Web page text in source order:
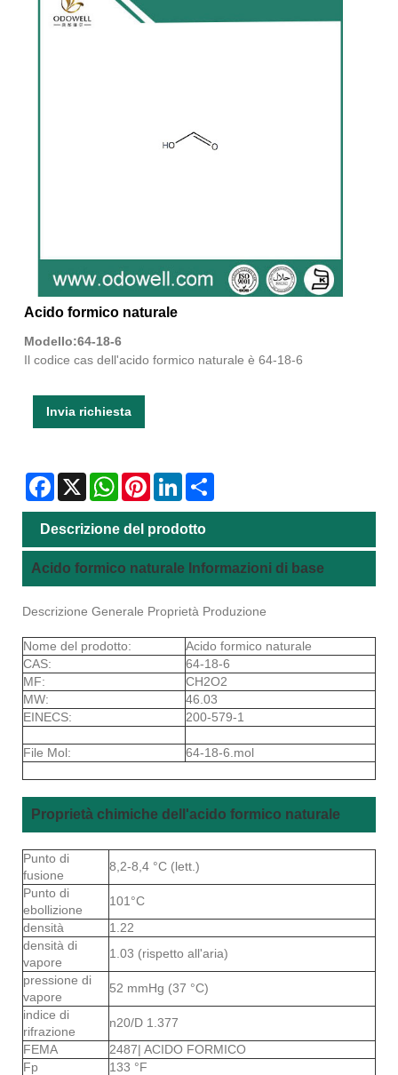
Acido formico naturale
Modello:64-18-6
Il codice cas dell'acido formico naturale è 64-18-6
Invia richiesta
Facebook
X WhatsAppPinterestLinkedIn
Descrizione del prodotto
Acido formico naturale Informazioni di base
Descrizione Generale Proprietà Produzione
Nome del prodotto:
Acido formico naturale
CAS:
64-18-6
MF:
CH2O2
MW:
46.03
EINECS:
200-579-1
File Mol: 64-18-6.mol
Proprietà chimiche dell'acido formico naturale
Punto di
fusione
8,2-8,4 °C (lett.)
Punto di
ebollizione
101°C
densità
1.22
densità di
vapore
1.03 (rispetto all'aria)
pressione di
vapore
52 mmHg (37 °C)
indice di
rifrazione
n20/D 1.377
FEMA
2487| ACIDO FORMICO
Fp
133 °F